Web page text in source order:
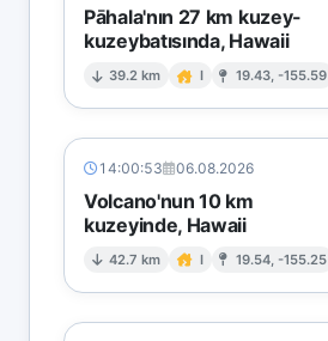
Pāhala'nın 27 km kuzey-
kuzeybatısında, Hawaii
39.2 km I 19.43, -155.59
14:00:53 06.08.2026
Volcano'nun 10 km
kuzeyinde, Hawaii
42.7 km I 19.54, -155.25